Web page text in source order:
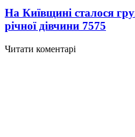
На Київщині сталося
річної дівчини 7575
Читати коментарі